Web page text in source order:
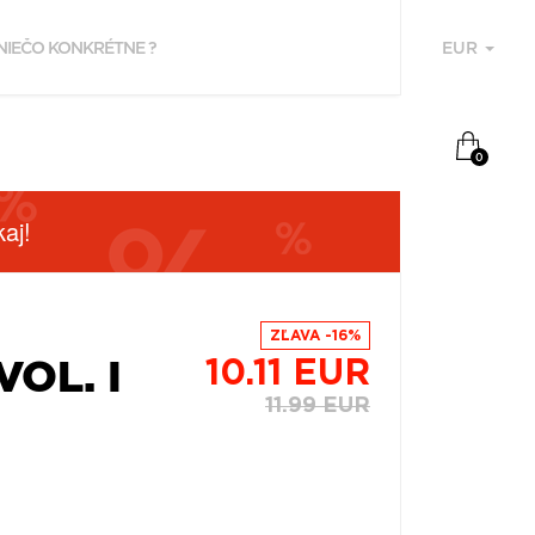
I
ZĽAVA -16%
10.11 EUR
11.99 EUR
EUR
0